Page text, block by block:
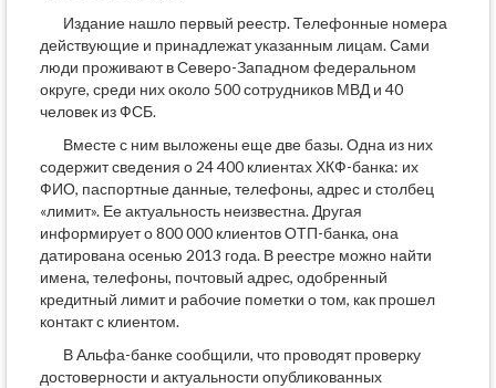
Издание нашло первый реестр. Телефонные номера
действующие и принадлежат указанным лицам. Сами
люди проживают в Северо-Западном федеральном
округе, среди них около 500 сотрудников МВД и 40
человек из ФСБ.
Вместе с ним выложены еще две базы. Одна из них
содержит сведения о 24 400 клиентах ХКФ-банка: их
ФИО, паспортные данные, телефоны, адрес и столбец
«лимит». Ее актуальность неизвестна. Другая
информирует о 800 000 клиентов ОТП-банка, она
датирована осенью 2013 года. В реестре можно найти
имена, телефоны, почтовый адрес, одобренный
кредитный лимит и рабочие пометки о том, как прошел
контакт с клиентом.
В Альфа-банке сообщили, что проводят проверку
достоверности и актуальности опубликованных